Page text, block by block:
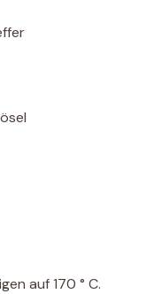
auf 170 ° C.